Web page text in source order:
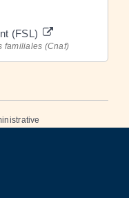
(FSL)
familiales (Cnaf)